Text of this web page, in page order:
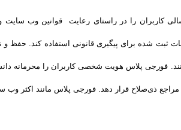
کاربران را در راستای رعایت قوانین وب سایت
ثبت شده برای پیگیری قانونی استفاده کند. حفظ
فورجی پلاس هویت شخصی کاربران را محرمانه
مراجع ذی‌صلاح قرار دهد. فورجی پلاس مانند اکثر وب